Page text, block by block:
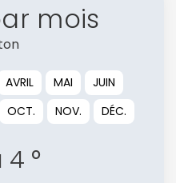
mois
AVRIL MAI
JUIN
OCT. NOV. DÉC.
°